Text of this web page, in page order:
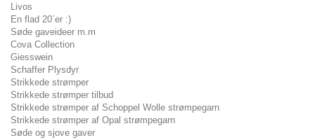
Livos
En flad 20´er :)
Søde gaveideer m.m
Cova Collection
Giesswein
Schaffer Plysdyr
Strikkede strømper
Strikkede strømper tilbud
Strikkede strømper af Schoppel Wolle strømpegarn
Strikkede strømper af Opal strømpegarn
Søde og sjove gaver